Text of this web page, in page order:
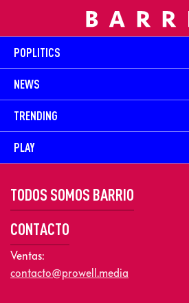
POPLITICS
NEWS
TRENDING
PLAY
TODOS SOMOS BARRIO
CONTACTO
Ventas:
contacto@prowell.media